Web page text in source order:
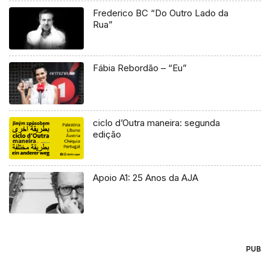
Frederico BC “Do Outro Lado da
Rua”
Fábia Rebordão – “Eu”
ciclo d’Outra maneira: segunda
edição
Apoio A1: 25 Anos da AJA
PUB